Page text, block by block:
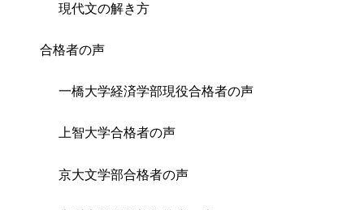
現代文の解き方
合格者の声
一橋大学経済学部現役合格者の声
上智大学合格者の声
京大文学部合格者の声